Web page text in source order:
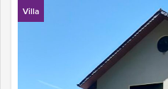
Villa